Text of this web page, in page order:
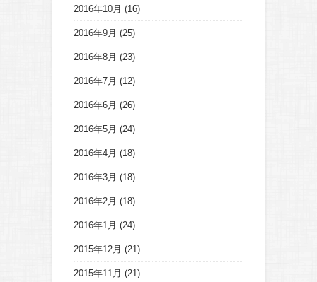
2016年10月 (16)
2016年9月 (25)
2016年8月 (23)
2016年7月 (12)
2016年6月 (26)
2016年5月 (24)
2016年4月 (18)
2016年3月 (18)
2016年2月 (18)
2016年1月 (24)
2015年12月 (21)
2015年11月 (21)